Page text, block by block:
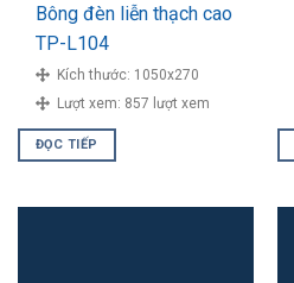
Bông đèn liễn thạch cao
TP-L104
Kích thước: 1050x270
Lượt xem: 857 lượt xem
ĐỌC TIẾP